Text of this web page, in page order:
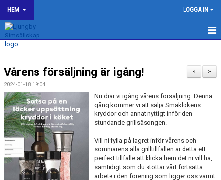
HEM LOGGA IN
LJUNGBY SIMSÄLLSKAP
OM KLUBBEN
BILDGALLERI
KONTAKT
SPONSORER
KALENDER
>
<
Vårens försäljning är igång!
2024-01-18 19:04
Nu drar vi igång vårens försäljning. Denna
gång kommer vi att sälja Smaklökens
kryddor och annat nyttigt inför den
stundande grillsäsongen.
Vill ni fylla på lagret inför vårens och
sommarens alla grilltillfällen är detta ett
perfekt tillfälle att klicka hem det ni vill ha,
samtidigt som du stöttar vårt fortsatta
arbete i den förening som ligger oss varmt